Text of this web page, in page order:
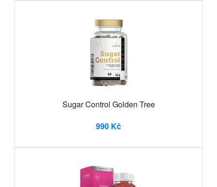
Sugar Control Golden Tree
990 Kč